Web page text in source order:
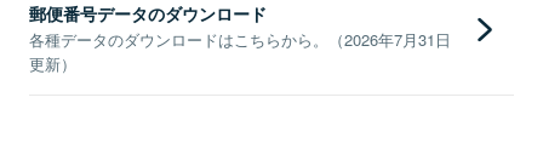
郵便番号データのダウンロード
各種データのダウンロードはこちらから。（2026年7月31日
更新）